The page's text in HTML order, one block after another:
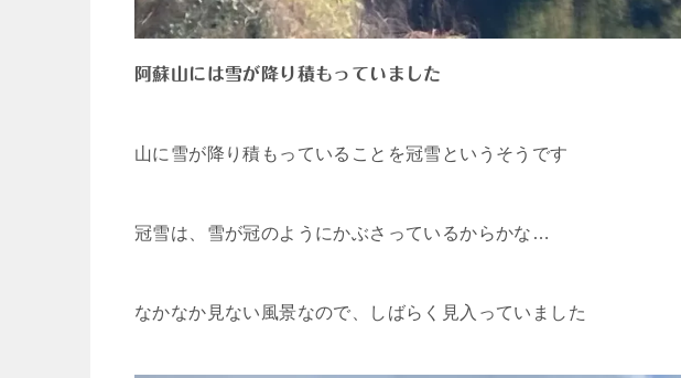
阿蘇山には雪が降り積もっていました
山に雪が降り積もっていることを冠雪というそうです
冠雪は、雪が冠のようにかぶさっているからかな…
なかなか見ない風景なので、しばらく見入っていました